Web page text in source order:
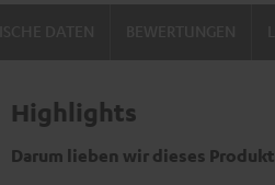
Highlights
Darum lieben wir dieses Produkt